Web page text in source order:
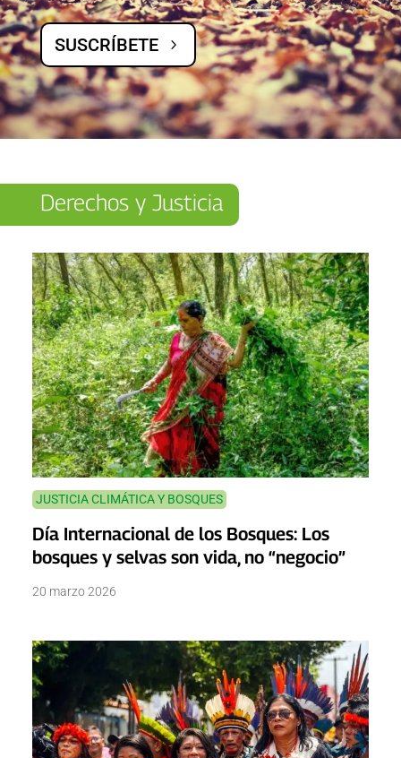
SUSCRÍBETE
Derechos y Justicia
JUSTICIA CLIMÁTICA Y BOSQUES
Día Internacional de los Bosques: Los
bosques y selvas son vida, no “negocio”
20 marzo 2026